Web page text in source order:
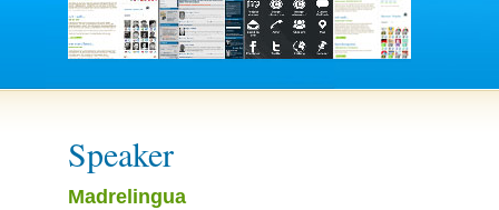
Speaker
Madrelingua